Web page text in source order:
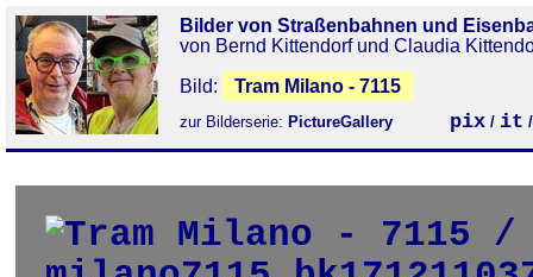
Bilder von Straßenbahnen und
von Bernd Kittendorf und Claudia
Bild:
Tram Milano - 7115
zur Bilderserie: PictureGallery pix / it